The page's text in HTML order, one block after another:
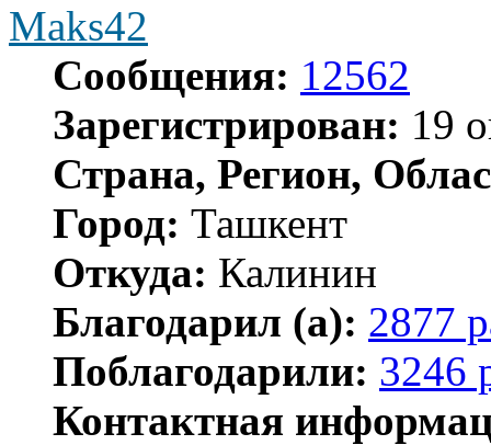
Maks42
Сообщения: 12562
Зарегистрирован: 19
Страна, Регион,
Город: Ташкент
Откуда: Калинин
Благодарил (а): 2877
Поблагодарили: 3246
Контактная